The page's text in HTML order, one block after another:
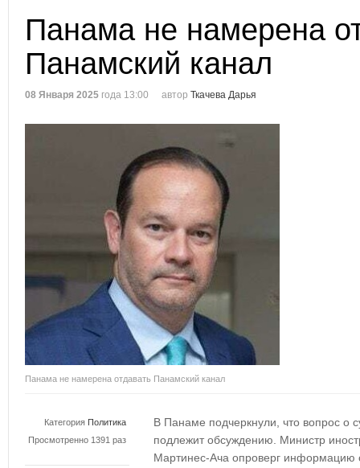
Панама не намерена
Панамский канал
08 Января 2025 года 13:00 автор Ткачева Дарья
Панама не намерена отдавать Панамский канал
Категория Политика
Просмотренно 1391 раз
В Панаме подчеркнули, что вопрос о
подлежит обсуждению. Министр
Мартинес-Ача опроверг информацию